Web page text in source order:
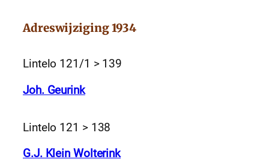
Adreswijziging 1934
Lintelo 121/1 > 139
Joh. Geurink
Lintelo 121 > 138
G.J. Klein Wolterink